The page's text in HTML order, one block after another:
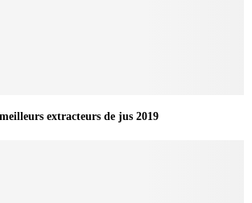
extracteurs de jus 2019